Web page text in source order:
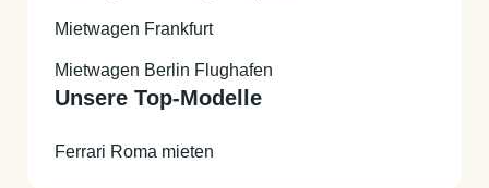
Mietwagen Frankfurt
Mietwagen Berlin Flughafen
Unsere Top-Modelle
Ferrari Roma mieten